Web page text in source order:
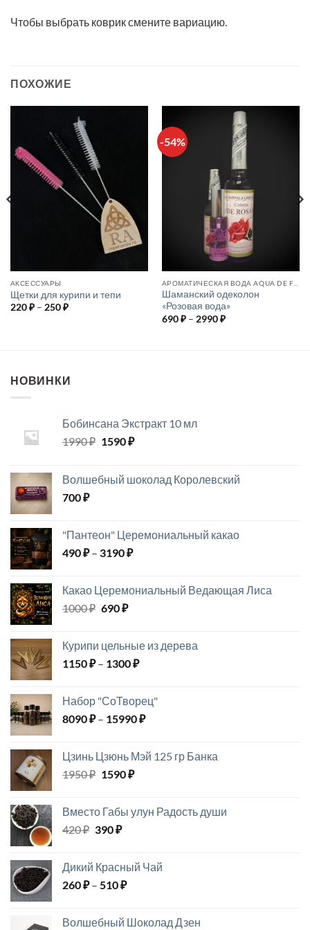
Чтобы выбрать коврик смените вариацию.
ПОХОЖИЕ
АКСЕССУАРЫ
Щетки для курипи и тепи
220₽ – 250₽Диапазон
-54%
Шаманский одеколон
«Розовая вода»
690₽ – 2990₽Диапазон
НОВИНКИ
Бобинсана Экстракт 10 мл
1990₽ Первоначальная
1990 ₽.
1590₽Текущая
Волшебный шоколад Королевский
700₽
"Пантеон" Церемониальный какао
490₽ – 3190₽Диапазон
–
Какао Церемониальный Ведающая Лиса
1000₽ Первоначальная
1000 ₽.
690₽Текущая
Курипи цельные из дерева
1150₽ – 1300₽Диапазон
–
1300 ₽
Набор "СоТворец"
8090₽ – 15990₽Диапазон
–
Цзинь Цзюнь Мэй 125 гр Банка
1950₽ Первоначальная
1950 ₽.
1590₽Текущая
Вместо Габы улун Радость души
420₽ Первоначальная
420 ₽.
390₽Текущая
Дикий Красный Чай
260₽ – 510₽Диапазон
Волшебный Шоколад Дзен